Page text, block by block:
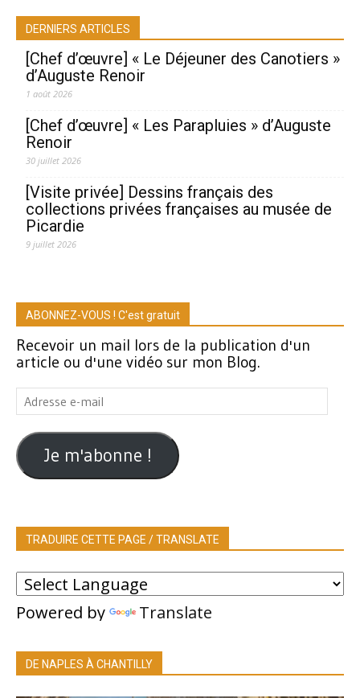
DERNIERS ARTICLES
[Chef d’œuvre] « Le Déjeuner des Canotiers »
d’Auguste Renoir
1 août 2026
[Chef d’œuvre] « Les Parapluies » d’Auguste
Renoir
30 juillet 2026
[Visite privée] Dessins français des
collections privées françaises au musée de
Picardie
9 juillet 2026
ABONNEZ-VOUS ! C'est gratuit
Recevoir un mail lors de la publication d'un
article ou d'une vidéo sur mon Blog.
Adresse
e-
mail
Je m'abonne !
TRADUIRE CETTE PAGE / TRANSLATE
Powered by Translate
DE NAPLES À CHANTILLY